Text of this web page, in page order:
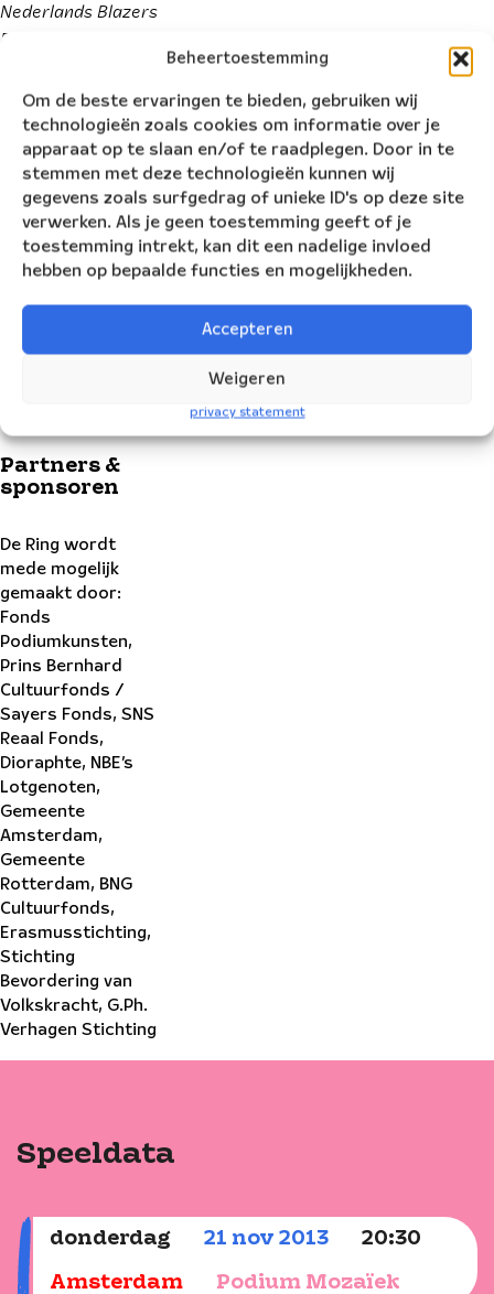
Beheertoestemming
Om de beste ervaringen te bieden, gebruiken wij
technologieën zoals cookies om informatie over je
apparaat op te slaan en/of te raadplegen. Door in te
stemmen met deze technologieën kunnen wij
gegevens zoals surfgedrag of unieke ID's op deze site
verwerken. Als je geen toestemming geeft of je
toestemming intrekt, kan dit een nadelige invloed
hebben op bepaalde functies en mogelijkheden.
Accepteren
Weigeren
privacy statement
Nederlands Blazers
Ensemble. De Ring
die meer verdient
dan de tien
voorstellingen die
in Nederland
gepland zijn.”
Theaterkrant.nl
“Een multimediaal
schouwspel waar
zich geen moment
Partners &
sponsoren
De Ring wordt
mede mogelijk
gemaakt door:
Fonds
Podiumkunsten,
Prins Bernhard
Cultuurfonds /
Sayers Fonds, SNS
Reaal Fonds,
Dioraphte, NBE’s
Lotgenoten,
Gemeente
Amsterdam,
Gemeente
Rotterdam, BNG
Cultuurfonds,
Erasmusstichting,
Stichting
Bevordering van
Volkskracht, G.Ph.
Verhagen Stichting
Speeldata
donderdag 21 nov 2013 20:30
Amsterdam Podium Mozaïek